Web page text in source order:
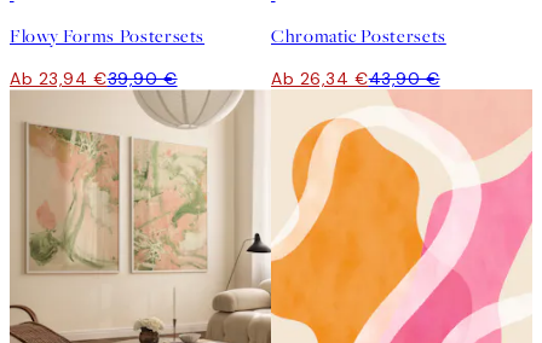
Flowy Forms Postersets
Ab 23,94 €39,90 €
Chromatic Postersets
Ab 26,34 €43,90 €